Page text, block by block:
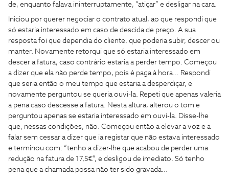
de, enquanto falava ininterruptamente, “atiçar” e desligar na cara.
Iniciou por querer negociar o contrato atual, ao que respondi que
só estaria interessado em caso de descida de preço. A sua
resposta foi que dependia do cliente, que poderia subir, descer ou
manter. Novamente retorqui que só estaria interessado em
descer a fatura, caso contrário estaria a perder tempo. Começou
a dizer que ela não perde tempo, pois é paga à hora… Respondi
que seria então o meu tempo que estaria a desperdiçar, e
novamente perguntou se queria ouvi-la. Repeti que apenas valeria
a pena caso descesse a fatura. Nesta altura, alterou o tom e
perguntou apenas se estaria interessado em ouvi-la. Disse-lhe
que, nessas condições, não. Começou então a elevar a voz e a
falar sem cessar a dizer que ia registar que não estava interessado
e terminou com: “tenho a dizer-lhe que acabou de perder uma
redução na fatura de 17,5€”, e desligou de imediato. Só tenho
pena que a chamada possa não ter sido gravada...